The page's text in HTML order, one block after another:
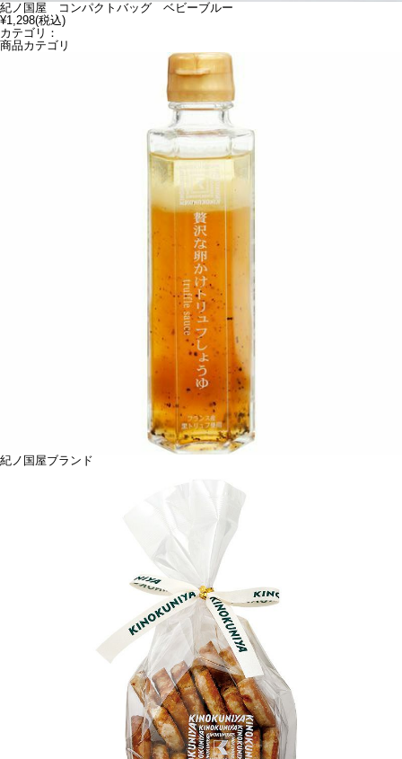
紀ノ国屋 コンパクトバッグ ベビーブルー
¥1,298(税込)
カテゴリ：
商品カテゴリ
紀ノ国屋ブランド